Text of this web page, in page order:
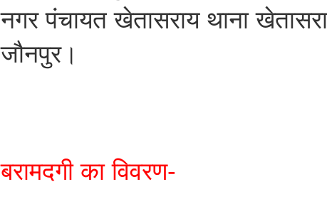
नगर पंचायत खेतासराय थाना
जौनपुर।
बरामदगी का विवरण-